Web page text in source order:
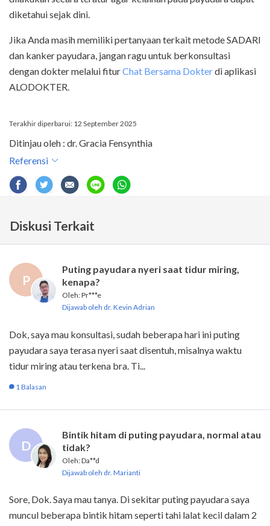
diketahui sejak dini.
Jika Anda masih memiliki pertanyaan terkait metode SADARI
dan kanker payudara, jangan ragu untuk berkonsultasi
dengan dokter melalui fiturChat Bersama Dokterdi aplikasi
ALODOKTER.
Terakhir diperbarui: 12 September 2025